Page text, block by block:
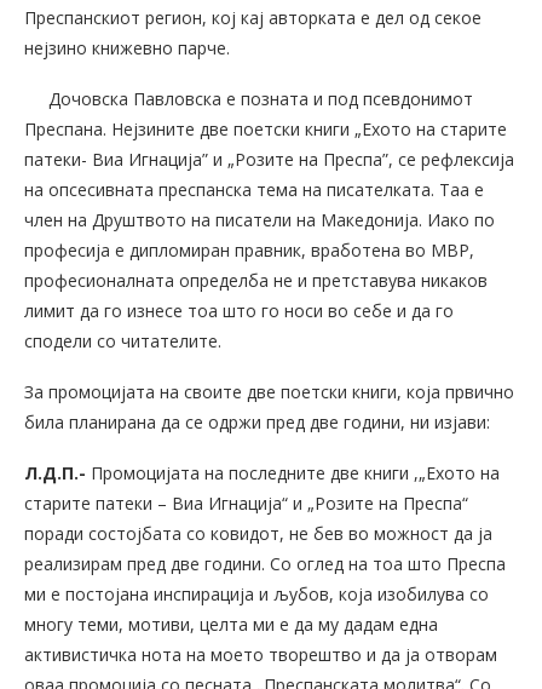
Преспанскиот регион, кој кај авторката е дел од секое
нејзино книжевно парче.
Дочовска Павловска е позната и под псевдонимот
Преспана. Нејзините две поетски книги „Ехото на старите
патеки- Виа Игнација” и „Розите на Преспа”, се рефлексија
на опсесивната преспанска тема на писателката. Таа е
член на Друштвото на писатели на Македонија. Иако по
професија е дипломиран правник, вработена во МВР,
професионалната определба не и претставува никаков
лимит да го изнесе тоа што го носи во себе и да го
сподели со читателите.
За промоцијата на своите две поетски книги, која првично
била планирана да се одржи пред две години, ни изјави:
Л.Д.П.- Промоцијата на последните две книги ,„Ехото на
старите патеки – Виа Игнација“ и „Розите на Преспа“
поради состојбата со ковидот, не бев во можност да ја
реализирам пред две години. Со оглед на тоа што Преспа
ми е постојана инспирација и љубов, која изобилува со
многу теми, мотиви, целта ми е да му дадам една
активистичка нота на моето творештво и да ја отворам